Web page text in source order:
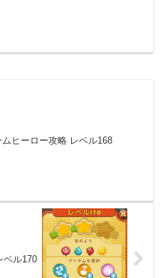
ムヒーロー攻略 レベル168
ベル170